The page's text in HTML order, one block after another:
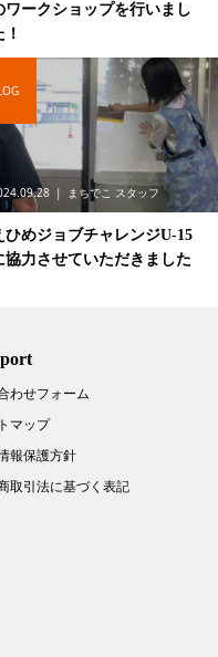
ワークショップを行いまし
！
まちでこ スタッフ
ひめジョブチャレンジU-15
協力させていただきました
わせフォーム
マップ
報保護方針
取引法に基づく表記